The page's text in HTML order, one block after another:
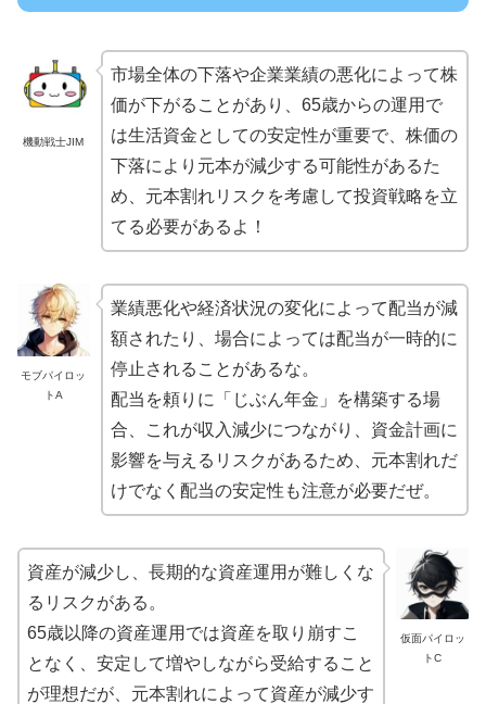
機動戦士JIM
市場全体の下落や企業業績の悪化によって株
価が下がることがあり、65歳からの運用で
は生活資金としての安定性が重要で、株価の
下落により元本が減少する可能性があるた
め、元本割れリスクを考慮して投資戦略を立
てる必要があるよ！
モブパイロッ
トA
業績悪化や経済状況の変化によって配当が減
額されたり、場合によっては配当が一時的に
停止されることがあるな。
配当を頼りに「じぶん年金」を構築する場
合、これが収入減少につながり、資金計画に
影響を与えるリスクがあるため、元本割れだ
けでなく配当の安定性も注意が必要だぜ。
仮面パイロッ
トC
資産が減少し、長期的な資産運用が難しくな
るリスクがある。
65歳以降の資産運用では資産を取り崩すこ
となく、安定して増やしながら受給すること
が理想だが、元本割れによって資産が減少す